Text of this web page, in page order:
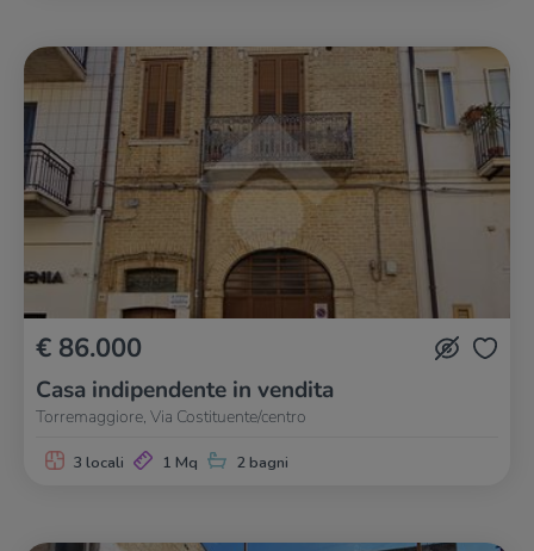
€ 86.000
Casa indipendente in vendita
Torremaggiore, Via Costituente/centro
3 locali 1 Mq 2 bagni